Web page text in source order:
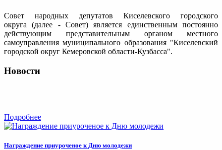
Совет народных депутатов Киселевского городского
округа (далее - Совет) является единственным постоянно
действующим представительным органом местного
самоуправления муниципального образования "Киселевский
городской округ Кемеровской области-Кузбасса".
Новости
Подробнее
Награждение приуроченое к Дню молодежи